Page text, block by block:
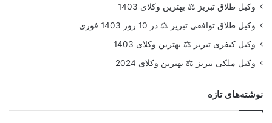
وکیل طلاق تبریز ⚖️ بهترین وکلای 1403
وکیل طلاق توافقی تبریز ⚖️ در 10 روز 1403 فوری
وکیل کیفری تبریز ⚖️ بهترین وکلای 1403
وکیل ملکی تبریز ⚖️ بهترین وکلای 2024
نوشته‌های تازه